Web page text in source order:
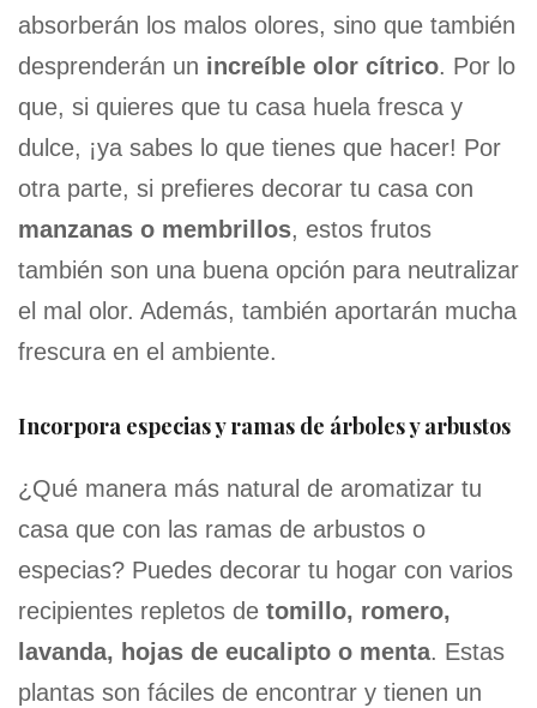
absorberán los malos olores, sino que también
desprenderán un increíble olor cítrico. Por lo
que, si quieres que tu casa huela fresca y
dulce, ¡ya sabes lo que tienes que hacer! Por
otra parte, si prefieres decorar tu casa con
manzanas o membrillos, estos frutos
también son una buena opción para neutralizar
el mal olor. Además, también aportarán mucha
frescura en el ambiente.
Incorpora especias y ramas de árboles y arbustos
¿Qué manera más natural de aromatizar tu
casa que con las ramas de arbustos o
especias? Puedes decorar tu hogar con varios
recipientes repletos de tomillo, romero,
lavanda, hojas de eucalipto o menta. Estas
plantas son fáciles de encontrar y tienen un